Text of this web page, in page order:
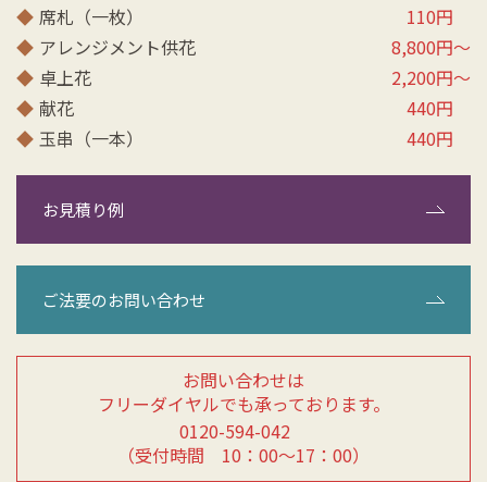
◆ 席札（一枚）
110円
◆ アレンジメント供花
8,800円～
◆ 卓上花
2,200円～
◆ 献花
440円
◆ 玉串（一本） 440円
お見積り例
お問い合わせは
フリーダイヤルでも承っております。
0120-594-042
（受付時間 10：00～17：00）